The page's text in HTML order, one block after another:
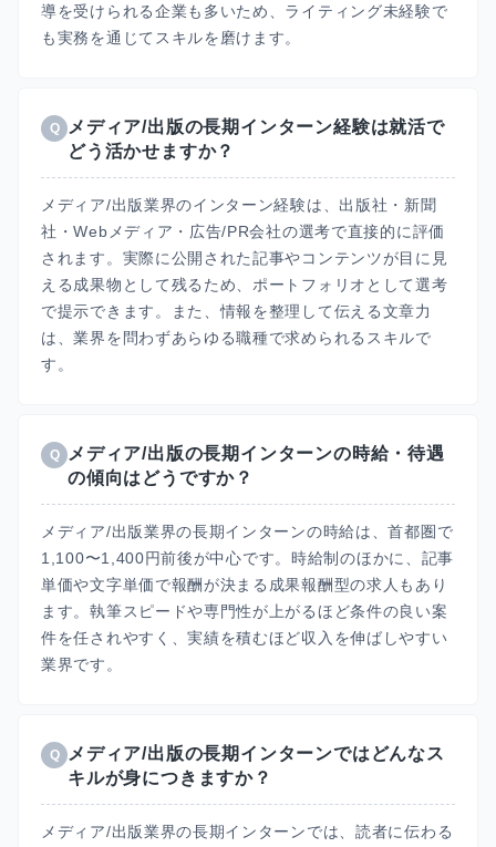
導を受けられる企業も多いため、ライティング未経験で
も実務を通じてスキルを磨けます。
Q
メディア/出版の長期インターン経験は就活で
どう活かせますか？
メディア/出版業界のインターン経験は、出版社・新聞
社・Webメディア・広告/PR会社の選考で直接的に評価
されます。実際に公開された記事やコンテンツが目に見
える成果物として残るため、ポートフォリオとして選考
で提示できます。また、情報を整理して伝える文章力
は、業界を問わずあらゆる職種で求められるスキルで
す。
Q
メディア/出版の長期インターンの時給・待遇
の傾向はどうですか？
メディア/出版業界の長期インターンの時給は、首都圏で
1,100〜1,400円前後が中心です。時給制のほかに、記事
単価や文字単価で報酬が決まる成果報酬型の求人もあり
ます。執筆スピードや専門性が上がるほど条件の良い案
件を任されやすく、実績を積むほど収入を伸ばしやすい
業界です。
Q
メディア/出版の長期インターンではどんなス
キルが身につきますか？
メディア/出版業界の長期インターンでは、読者に伝わる